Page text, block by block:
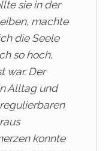
sie in der
machte
die Seele
so hoch,
war. Der
Alltag und
konnte